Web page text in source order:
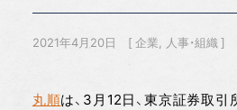
2021年4月20日 企業 人事・組織
丸順は、3月12日、東京証券取